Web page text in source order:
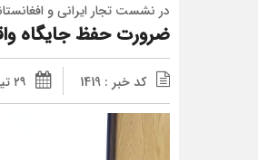
در نشست تجار ایرانی و
ضرورت حفظ جایگاه
کد خبر : 1419 ۲۹ تیر ۱۴۰۱ - ۷:۵۲